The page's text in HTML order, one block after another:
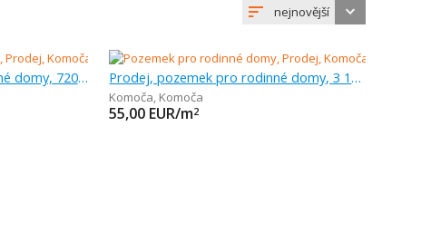
nejnovější
Prodej, pozemek pro rodinné domy, 720 m Prodej, pozemek pro rodinné domy, 3 104 m
Komoča, Komoča
55,00 EUR/m2